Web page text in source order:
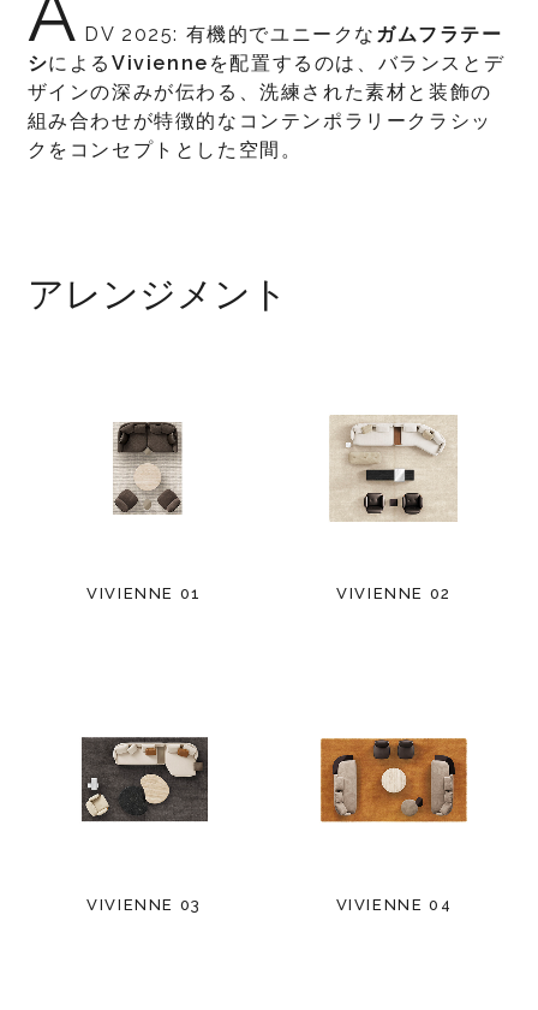
DV 2025: 有機的でユニークな ガムフラテー
シによるVivienne を配置するのは、バランスとデ
ザインの深みが伝わる、洗練された素材と装飾の
組み合わせが特徴的なコンテンポラリークラシッ
クをコンセプトとした空間。
アレンジメント
VIVIENNE 01 VIVIENNE 02
VIVIENNE 03 VIVIENNE 04